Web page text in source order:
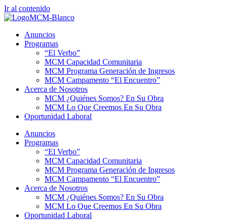
Ir al contenido
Anuncios
Programas
“El Verbo”
MCM Capacidad Comunitaria
MCM Programa Generación de Ingresos
MCM Campamento “El Encuentro”
Acerca de Nosotros
MCM ¿Quiénes Somos? En Su Obra
MCM Lo Que Creemos En Su Obra
Oportunidad Laboral
Anuncios
Programas
“El Verbo”
MCM Capacidad Comunitaria
MCM Programa Generación de Ingresos
MCM Campamento “El Encuentro”
Acerca de Nosotros
MCM ¿Quiénes Somos? En Su Obra
MCM Lo Que Creemos En Su Obra
Oportunidad Laboral